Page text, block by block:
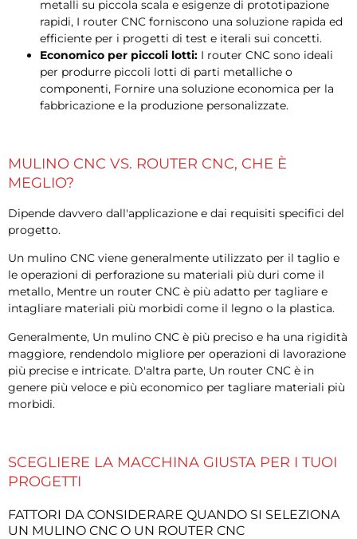
metalli su piccola scala e esigenze di prototipazione
rapidi, I router CNC forniscono una soluzione rapida ed
efficiente per i progetti di test e iterali sui concetti.
Economico per piccoli lotti: I router CNC sono ideali
per produrre piccoli lotti di parti metalliche o
componenti, Fornire una soluzione economica per la
fabbricazione e la produzione personalizzate.
MULINO CNC VS. ROUTER CNC, CHE È
MEGLIO?
Dipende davvero dall'applicazione e dai requisiti specifici del
progetto.
Un mulino CNC viene generalmente utilizzato per il taglio e
le operazioni di perforazione su materiali più duri come il
metallo, Mentre un router CNC è più adatto per tagliare e
intagliare materiali più morbidi come il legno o la plastica.
Generalmente, Un mulino CNC è più preciso e ha una rigidità
maggiore, rendendolo migliore per operazioni di lavorazione
più precise e intricate. D'altra parte, Un router CNC è in
genere più veloce e più economico per tagliare materiali più
morbidi.
SCEGLIERE LA MACCHINA GIUSTA PER I TUOI
PROGETTI
FATTORI DA CONSIDERARE QUANDO SI SELEZIONA
UN MULINO CNC O UN ROUTER CNC